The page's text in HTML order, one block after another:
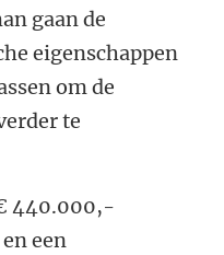
gaan de
eigenschappen
om de
te
440.000,-
een